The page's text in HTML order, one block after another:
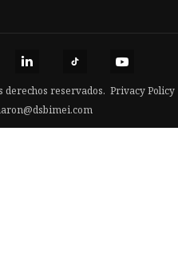
derechos reservados. Privacy Policy